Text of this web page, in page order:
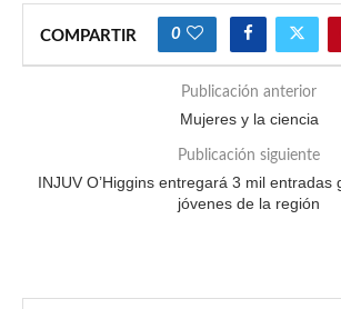
COMPARTIR 0
Publicación anterior
Mujeres y la ciencia
Publicación siguiente
INJUV O’Higgins entregará 3 mil entradas
jóvenes de la región